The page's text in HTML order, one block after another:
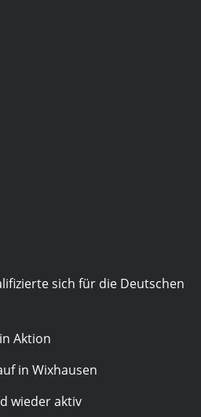
sich für die Deutschen
Aktion
in Wixhausen
wieder aktiv